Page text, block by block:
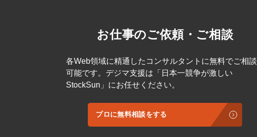
お仕事のご依頼・ご相談
各Web領域に精通したコンサルタントに無料でご相談
可能です。デジマ支援は「日本一競争が激しい
StockSun」にお任せください。
プロに無料相談をする